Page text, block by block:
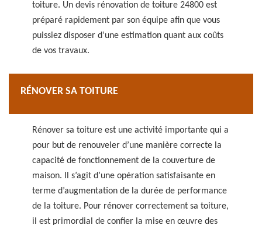
toiture. Un devis rénovation de toiture 24800 est
préparé rapidement par son équipe afin que vous
puissiez disposer d’une estimation quant aux coûts
de vos travaux.
RÉNOVER SA TOITURE
Rénover sa toiture est une activité importante qui a
pour but de renouveler d’une manière correcte la
capacité de fonctionnement de la couverture de
maison. Il s’agit d’une opération satisfaisante en
terme d’augmentation de la durée de performance
de la toiture. Pour rénover correctement sa toiture,
il est primordial de confier la mise en œuvre des